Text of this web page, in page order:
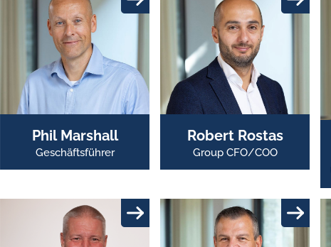
Phil Marshall
Geschäftsführer
Robert Rostas
Group CFO/COO